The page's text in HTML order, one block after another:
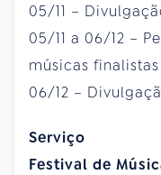
05/11 –
05/11 a 06/12 –
músicas finalistas
06/12 –
Serviço
Festival de